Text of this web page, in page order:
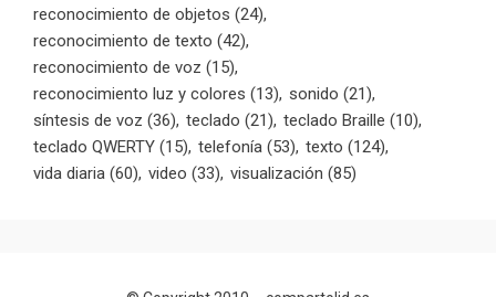
reconocimiento de objetos (24)
reconocimiento de texto (42)
reconocimiento de voz (15)
reconocimiento luz y colores (13) sonido (21)
síntesis de voz (36) teclado (21) teclado Braille (10)
teclado QWERTY (15) telefonía (53) texto (124)
vida diaria (60) video (33) visualización (85)